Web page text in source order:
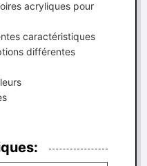
acryliques pour
caractéristiques
différentes